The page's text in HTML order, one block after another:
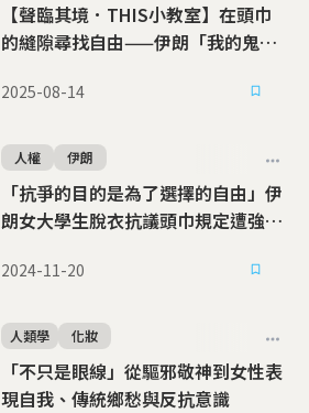
【聲臨其境．THIS小教室】在頭巾
的縫隙尋找自由——伊朗「我的鬼祟
2025-08-14
「抗爭的目的是為了選擇的自由」伊
朗女大學生脫衣抗議頭巾規定遭強制
人權 伊朗
2024-11-20
「不只是眼線」從驅邪敬神到女性表
現自我、傳統鄉愁與反抗意識
人類學 化妝